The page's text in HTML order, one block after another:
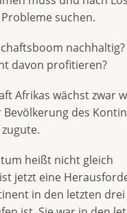
suchen.
nachhaltig?
davon profitieren?
Afrikas wächst zwar
des
heißt nicht gleich
jetzt eine
in den letzten drei